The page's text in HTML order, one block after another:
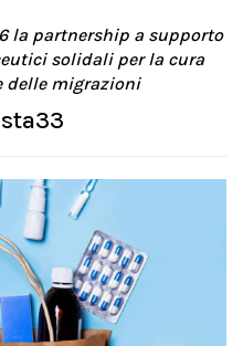
la partnership a supporto
solidali per la cura
delle migrazioni